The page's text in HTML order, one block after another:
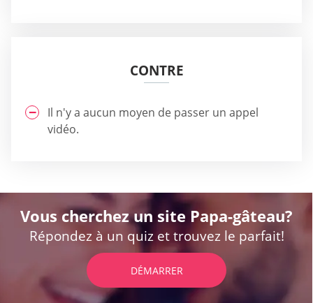
CONTRE
Il n'y a aucun moyen de passer un appel
vidéo.
Vous cherchez un site Papa-gâteau?
Répondez à un quiz et trouvez le parfait!
DÉMARRER